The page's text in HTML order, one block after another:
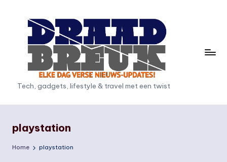
D
r
a
d
Tech, gadgets, lifestyle & travel met een twist
playstation
Home playstation